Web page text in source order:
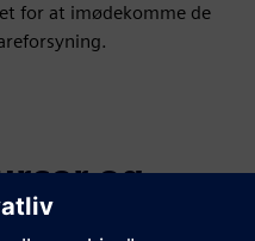
for at imødekomme de
og